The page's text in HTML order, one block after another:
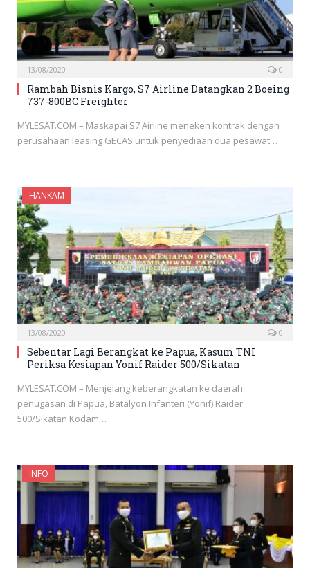
13/08/2020 0
Rambah Bisnis Kargo, S7 Airline Datangkan 2 Boeing
737-800BC Freighter
MYLESAT.COM – Maskapai S7 Airline meneken kontrak dengan
perusahaan leasing GECAS untuk penyediaan dua pesawat…
HANKAM
13/08/2020 0
Sebentar Lagi Berangkat ke Papua, Kasum TNI
Periksa Kesiapan Yonif Raider 500/Sikatan
MYLESAT.COM – Menjelang keberangkatan ke daerah
penugasan di Papua, Batalyon Infanteri (Yonif) Raider
500/Sikatan Kodam…
INFO